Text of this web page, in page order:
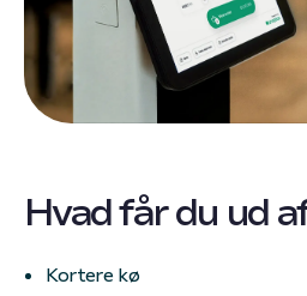
Hvad får du ud
Kortere kø